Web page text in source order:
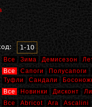
1-10
Все Зима Демисезон
Все Сапоги Полусапоги
Туфли
Сандали
Все Новинки Дисконт
Все Abricot Ara Ascalini